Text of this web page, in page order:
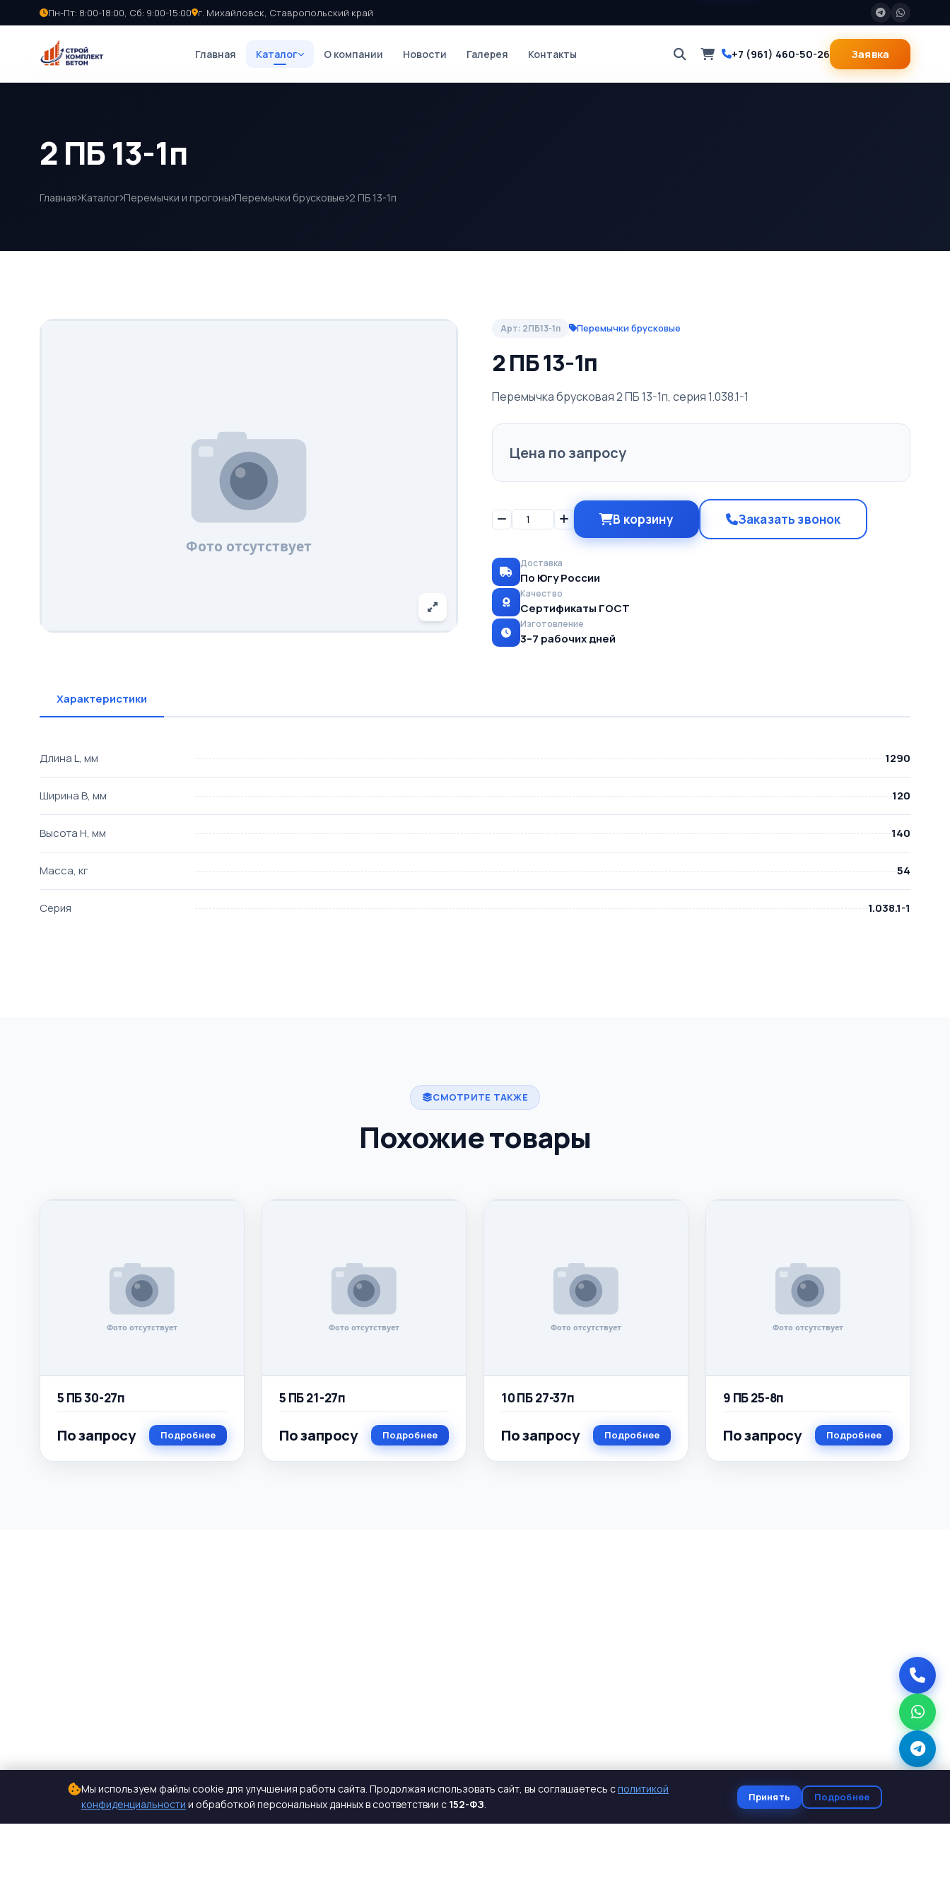
Пн-Пт: 8:00-18:00, Сб: 9:00-15:00 г. Михайловск, Ставропольский край
Главная Каталог О компании Новости Галерея Контакты +7 (961) 460-50-26 Заявка
2 ПБ 13-1п
Главная Каталог Перемычки и прогоны Перемычки брусковые 2 ПБ 13-1п
Арт: 2ПБ13-1п Перемычки брусковые
2 ПБ 13-1п
Перемычка брусковая 2 ПБ 13-1п, серия 1.038.1-1
Цена по запросу
В корзину Заказать звонок
Доставка
По Югу России
Качество
Сертификаты ГОСТ
Изготовление
3–7 рабочих дней
Характеристики
Длина L, мм 1290
Ширина B, мм 120
Высота H, мм 140
Масса, кг 54
Серия 1.038.1-1
СМОТРИТЕ ТАКЖЕ
Похожие товары
5 ПБ 30-27п
По запросу Подробнее
5 ПБ 21-27п
По запросу Подробнее
10 ПБ 27-37п
По запросу Подробнее
9 ПБ 25-8п
По запросу Подробнее
Мы используем файлы cookie для улучшения работы сайта. Продолжая использовать сайт, вы соглашаетесь сполитикой
конфиденциальности и обработкой персональных данных в соответствии с 152-ФЗ.
Принять Подробнее